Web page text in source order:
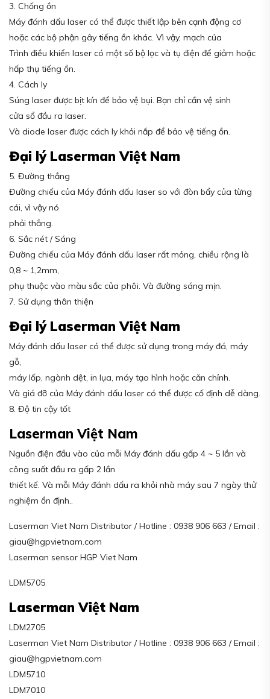
3. Chống ồn
Máy đánh dấu laser có thể được thiết lập bên cạnh động cơ
hoặc các bộ phận gây tiếng ồn khác. Vì vậy, mạch của
Trình điều khiển laser có một số bộ lọc và tụ điện để giảm hoặc
hấp thụ tiếng ồn.
4. Cách ly
Súng laser được bịt kín để bảo vệ bụi. Bạn chỉ cần vệ sinh
cửa sổ đầu ra laser.
Và diode laser được cách ly khỏi nắp để bảo vệ tiếng ồn.
Đại lý Laserman Việt Nam
5. Đường thẳng
Đường chiếu của Máy đánh dấu laser so với đòn bẩy của từng
cái, vì vậy nó
phải thẳng.
6. Sắc nét / Sáng
Đường chiếu của Máy đánh dấu laser rất mỏng, chiều rộng là
0,8 ~ 1,2mm,
phụ thuộc vào màu sắc của phôi. Và đường sáng mịn.
7. Sử dụng thân thiện
Đại lý Laserman Việt Nam
Máy đánh dấu laser có thể được sử dụng trong máy đá, máy
gỗ,
máy lốp, ngành dệt, in lụa, máy tạo hình hoặc căn chỉnh.
Và giá đỡ của Máy đánh dấu laser có thể được cố định dễ dàng.
8. Độ tin cậy tốt
Laserman Việt Nam
Nguồn điện đầu vào của mỗi Máy đánh dấu gấp 4 ~ 5 lần và
công suất đầu ra gấp 2 lần
thiết kế. Và mỗi Máy đánh dấu ra khỏi nhà máy sau 7 ngày thử
nghiệm ổn định..
Laserman Viet Nam Distributor / Hotline : 0938 906 663 / Email :
giau@hgpvietnam.com
Laserman sensor HGP Viet Nam
LDM5705
Laserman Việt Nam
LDM2705
Laserman Viet Nam Distributor / Hotline : 0938 906 663 / Email :
giau@hgpvietnam.com
LDM5710
LDM7010